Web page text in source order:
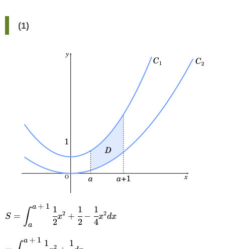
(1)
\displaystyle
S=\int_{\small{a}}^{\small{a+1}}\cfrac{1}
{2}x^2+\cfrac{1}{2}-\cfrac{1}{4}x^2dx
S = ∫a
a + 1
2
1
x2 +
2
1
−
4
1
x2dx
a + 1 1 2 1